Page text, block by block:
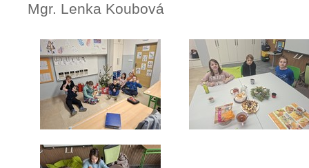
Mgr. Lenka Koubová